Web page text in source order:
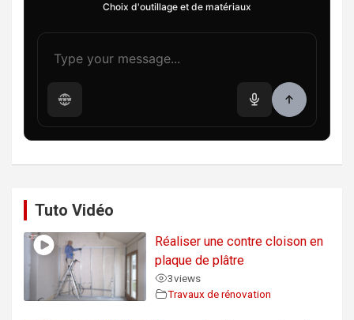
Choix d'outillage et de matériaux
Tuto Vidéo
Réaliser une contre cloison en
plaque de plâtre
3views
Travaux de rénovation